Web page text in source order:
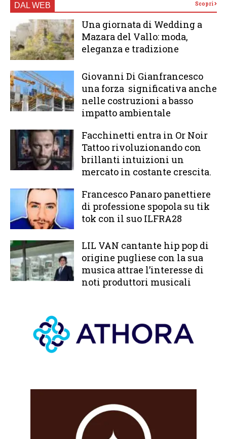
DAL WEB Scopri
Una giornata di Wedding a
Mazara del Vallo: moda,
eleganza e tradizione
Giovanni Di Gianfrancesco
una forza significativa anche
nelle costruzioni a basso
impatto ambientale
Facchinetti entra in Or Noir
Tattoo rivoluzionando con
brillanti intuizioni un
mercato in costante crescita.
Francesco Panaro panettiere
di professione spopola su tik
tok con il suo ILFRA28
LIL VAN cantante hip pop di
origine pugliese con la sua
musica attrae l’interesse di
noti produttori musicali